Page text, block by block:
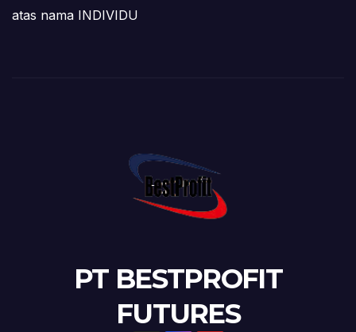
atas nama INDIVIDU
PT BESTPROFIT
FUTURES